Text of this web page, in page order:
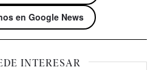
en Google News
INTERESAR